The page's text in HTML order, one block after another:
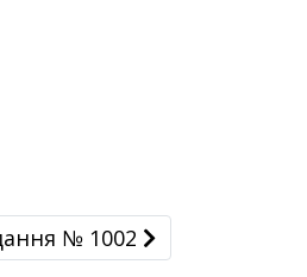
№ 1002
№ 1002